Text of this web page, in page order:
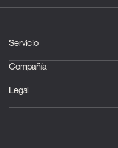
Servicio
Compañía
Legal